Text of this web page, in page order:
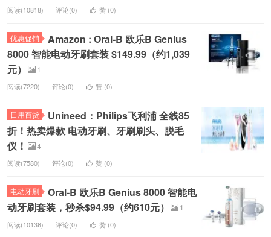
阅读(10818) 评论(0) 赞 (0)
优惠促销
Amazon : Oral-B 欧乐B Genius
8000 智能电动牙刷套装 $149.99（约1,039
元）
1
阅读(7220) 评论(0) 赞 (0)
日用百货
Unineed：Philips飞利浦 全线85
折！热卖爆款 电动牙刷、牙刷刷头、脱毛
仪！
4
阅读(7580) 评论(0) 赞 (0)
电动牙刷
Oral-B 欧乐B Genius 8000 智能电
动牙刷套装，秒杀$94.99（约610元）
1
阅读(10136) 评论(0) 赞 (0)